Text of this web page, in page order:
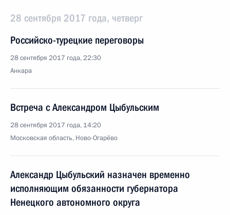
28 сентября 2017 года, четверг
Российско-турецкие переговоры
28 сентября 2017 года, 22:30
Анкара
Встреча с Александром Цыбульским
28 сентября 2017 года, 14:20
Московская область, Ново-Огарёво
Александр Цыбульский назначен временно
исполняющим обязанности губернатора
Ненецкого автономного округа